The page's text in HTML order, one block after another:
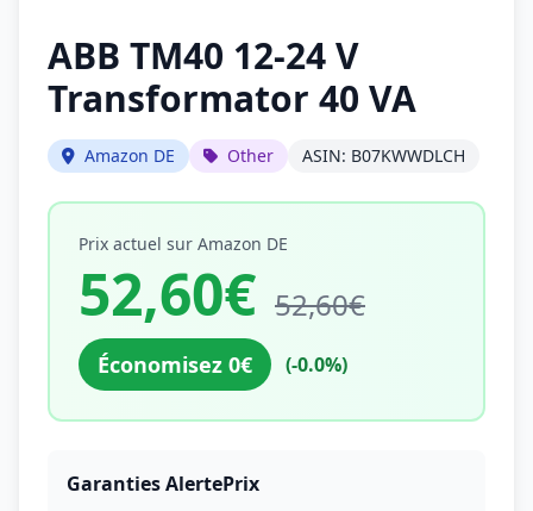
ABB TM40 12-24 V
Transformator 40 VA
Amazon DE Other ASIN: B07KWWDLCH
Prix actuel sur Amazon DE
52,60€ 52,60€
Économisez 0€ (-0.0%)
Garanties AlertePrix